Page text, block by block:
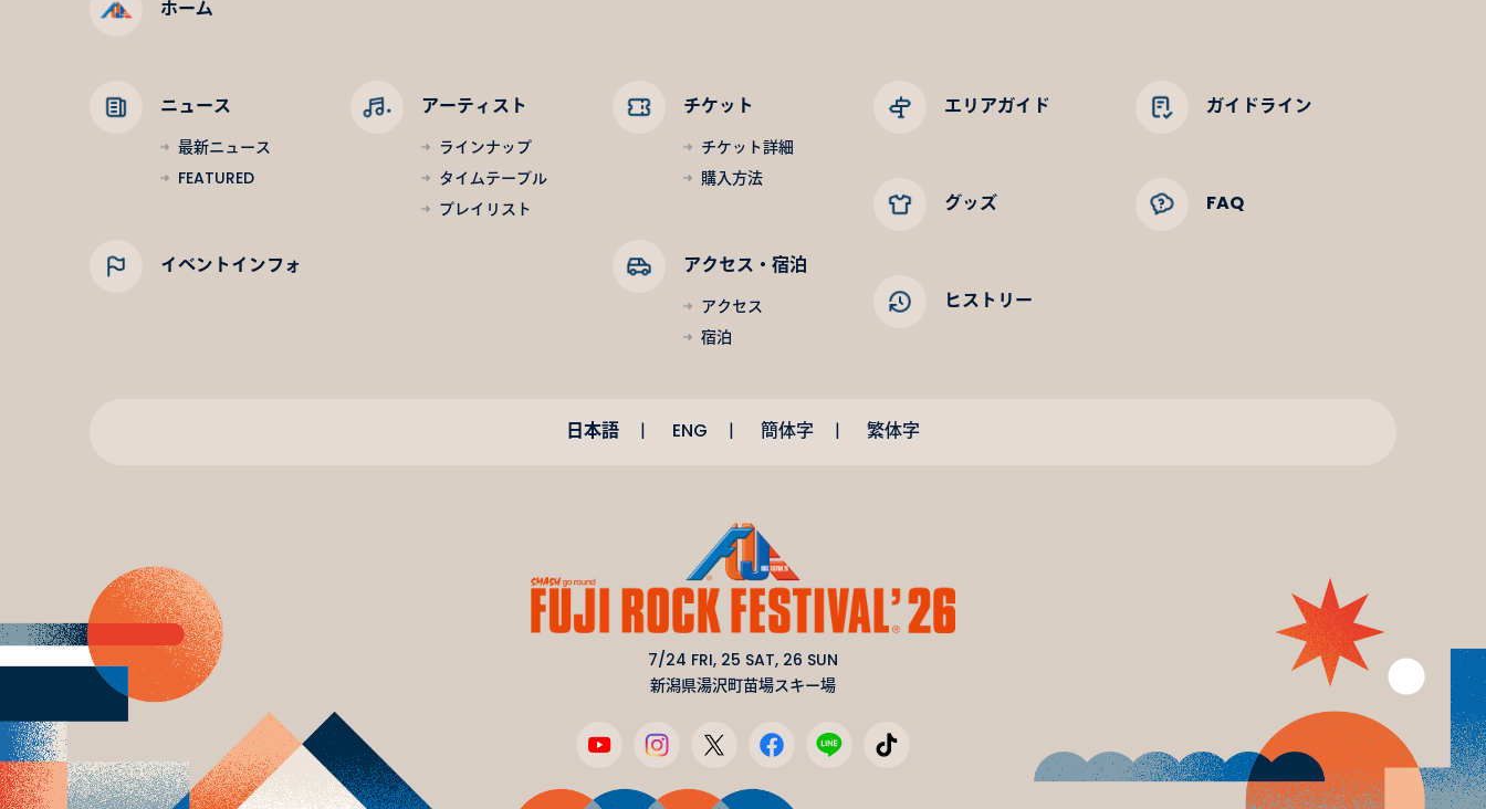
ホーム
ニュース
最新ニュース
FEATURED
イベントインフォ
アーティスト
ラインナップ
タイムテーブル
プレイリスト
チケット
チケット詳細
購入方法
アクセス・宿泊
アクセス
宿泊
エリアガイド
グッズ
ヒストリー
ガイドライン
FAQ
日本語 ENG 簡体字 繁体字
7/24 FRI, 25 SAT, 26 SUN
新潟県湯沢町苗場スキー場